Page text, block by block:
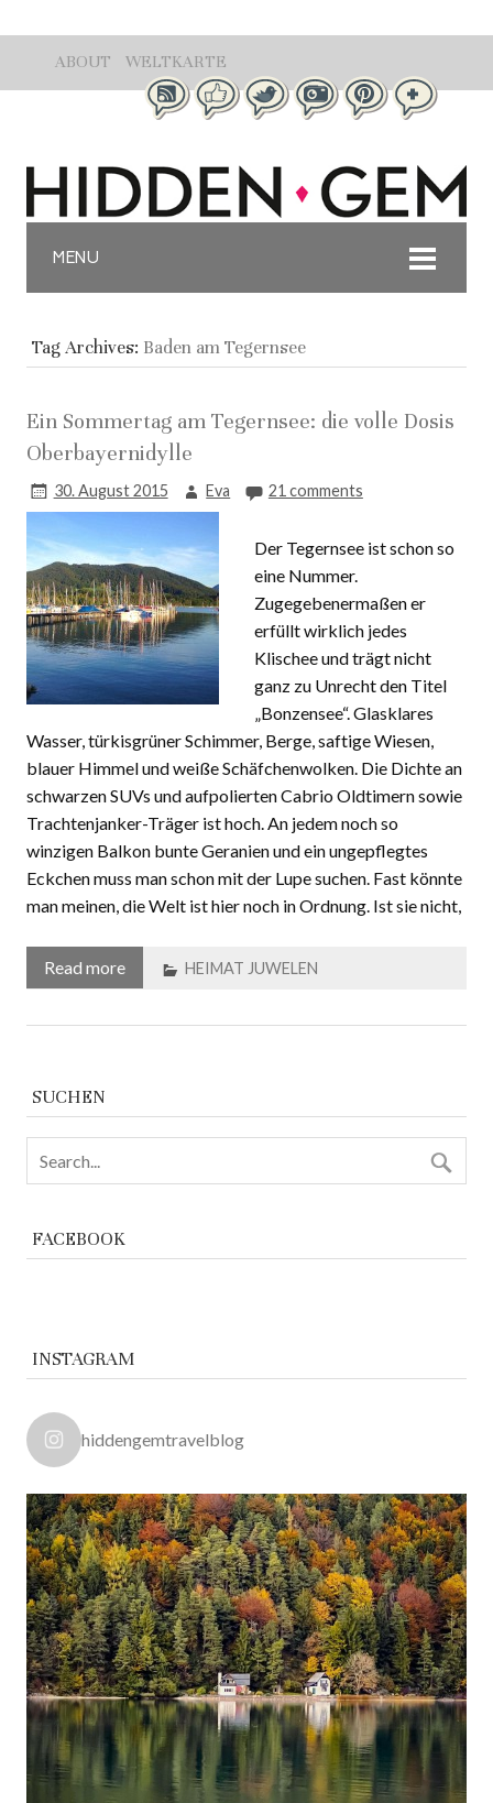
ABOUT WELTKARTE
MENU
Tag Archives: Baden am Tegernsee
Ein Sommertag am Tegernsee: die volle Dosis
Oberbayernidylle
30. August 2015 Eva 21 comments
Der Tegernsee ist schon so
eine Nummer.
Zugegebenermaßen er
erfüllt wirklich jedes
Klischee und trägt nicht
ganz zu Unrecht den Titel
„Bonzensee“. Glasklares
Wasser, türkisgrüner Schimmer, Berge, saftige Wiesen,
blauer Himmel und weiße Schäfchenwolken. Die Dichte an
schwarzen SUVs und aufpolierten Cabrio Oldtimern sowie
Trachtenjanker-Träger ist hoch. An jedem noch so
winzigen Balkon bunte Geranien und ein ungepflegtes
Eckchen muss man schon mit der Lupe suchen. Fast könnte
man meinen, die Welt ist hier noch in Ordnung. Ist sie nicht,
Read more HEIMAT JUWELEN
SUCHEN
FACEBOOK
INSTAGRAM
hiddengemtravelblog